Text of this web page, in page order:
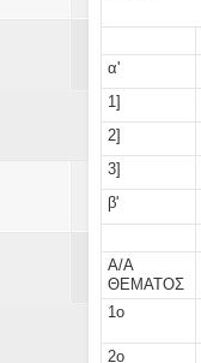
α'
1]
2]
3]
β'
Α/Α
ΘΕΜΑΤΟΣ
1o
2ο